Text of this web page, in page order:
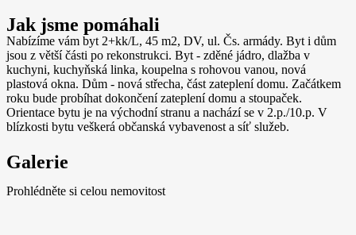
Jak jsme pomáhali
Nabízíme vám byt 2+kk/L, 45 m2, DV, ul. Čs. armády. Byt i dům
jsou z větší části po rekonstrukci. Byt - zděné jádro, dlažba v
kuchyni, kuchyňská linka, koupelna s rohovou vanou, nová
plastová okna. Dům - nová střecha, část zateplení domu. Začátkem
roku bude probíhat dokončení zateplení domu a stoupaček.
Orientace bytu je na východní stranu a nachází se v 2.p./10.p. V
blízkosti bytu veškerá občanská vybavenost a síť služeb.
Galerie
Prohlédněte si celou nemovitost